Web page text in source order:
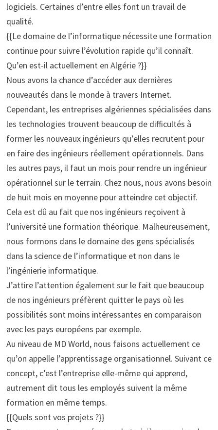
logiciels. Certaines d’entre elles font un travail de
qualité.
{{Le domaine de l’informatique nécessite une formation
continue pour suivre l’évolution rapide qu’il connaît.
Qu’en est-il actuellement en Algérie ?}}
Nous avons la chance d’accéder aux dernières
nouveautés dans le monde à travers Internet.
Cependant, les entreprises algériennes spécialisées dans
les technologies trouvent beaucoup de difficultés à
former les nouveaux ingénieurs qu’elles recrutent pour
en faire des ingénieurs réellement opérationnels. Dans
les autres pays, il faut un mois pour rendre un ingénieur
opérationnel sur le terrain. Chez nous, nous avons besoin
de huit mois en moyenne pour atteindre cet objectif.
Cela est dû au fait que nos ingénieurs reçoivent à
l’université une formation théorique. Malheureusement,
nous formons dans le domaine des gens spécialisés
dans la science de l’informatique et non dans le
l’ingénierie informatique.
J’attire l’attention également sur le fait que beaucoup
de nos ingénieurs préfèrent quitter le pays où les
possibilités sont moins intéressantes en comparaison
avec les pays européens par exemple.
Au niveau de MD World, nous faisons actuellement ce
qu’on appelle l’apprentissage organisationnel. Suivant ce
concept, c’est l’entreprise elle-même qui apprend,
autrement dit tous les employés suivent la même
formation en même temps.
{{Quels sont vos projets ?}}